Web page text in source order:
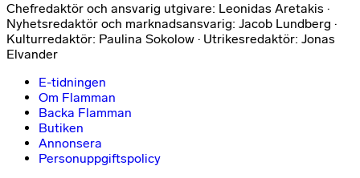
Chefredaktör och ansvarig utgivare: Leonidas Aretakis ·
Nyhetsredaktör och marknadsansvarig: Jacob Lundberg ·
Kulturredaktör: Paulina Sokolow · Utrikesredaktör: Jonas
Elvander
E-tidningen
Om Flamman
Backa Flamman
Butiken
Annonsera
Personuppgiftspolicy